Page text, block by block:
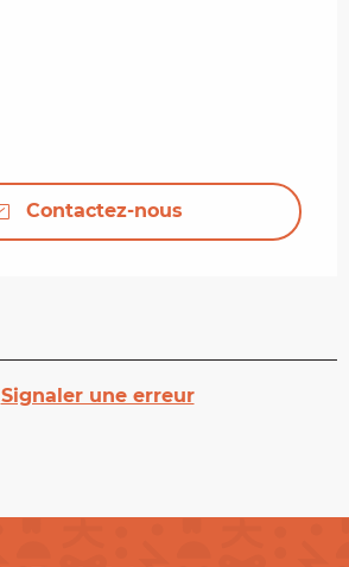
Contactez-nous
Signaler une erreur